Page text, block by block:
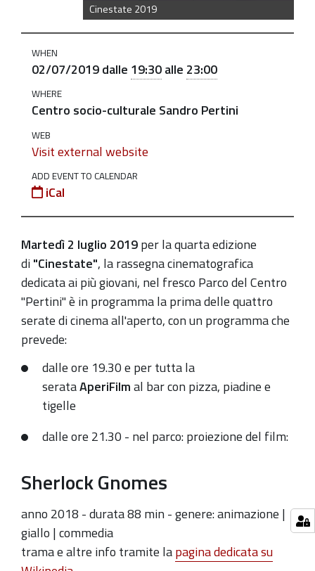
Cinestate 2019
"Sherlock
Gnomes"
per
rassegna
Cinestate
2019
2019-
07-
02T19:30:00+02:00
2019-
07-
02T23:00:00+02:00
WHEN
02/07/2019dalle 19:30alle 23:00
WHERE
Centro socio-culturale Sandro Pertini
WEB
Visit external website
ADD EVENT TO CALENDAR
iCal
Martedì 2 luglio 2019per la quarta edizione
di"Cinestate", la rassegna cinematografica
dedicata ai più giovani, nel fresco Parco del Centro
"Pertini" è in programma la prima delle quattro
serate di cinema all'aperto, con un programma che
prevede:
dalle ore 19.30 e per tutta la
serataAperiFilmal bar con pizza, piadine e
tigelle
dalle ore 21.30 - nel parco:proiezione del film:
Sherlock Gnomes
anno 2018 - durata 88 min - genere: animazione |
giallo | commedia
trama e altre info tramite lapagina dedicata su